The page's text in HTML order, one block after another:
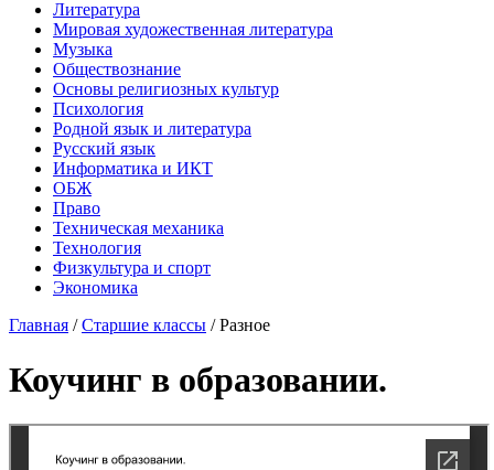
Литература
Мировая художественная литература
Музыка
Обществознание
Основы религиозных культур
Психология
Родной язык и литература
Русский язык
Информатика и ИКТ
ОБЖ
Право
Техническая механика
Технология
Физкультура и спорт
Экономика
Главная /Старшие классы /Разное
Коучинг в образовании.